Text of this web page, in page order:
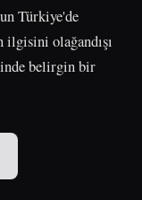
Türkiye'de
ilgisini olağandışı
belirgin bir